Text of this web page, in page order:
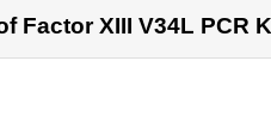
Factor XIII V34L PCR